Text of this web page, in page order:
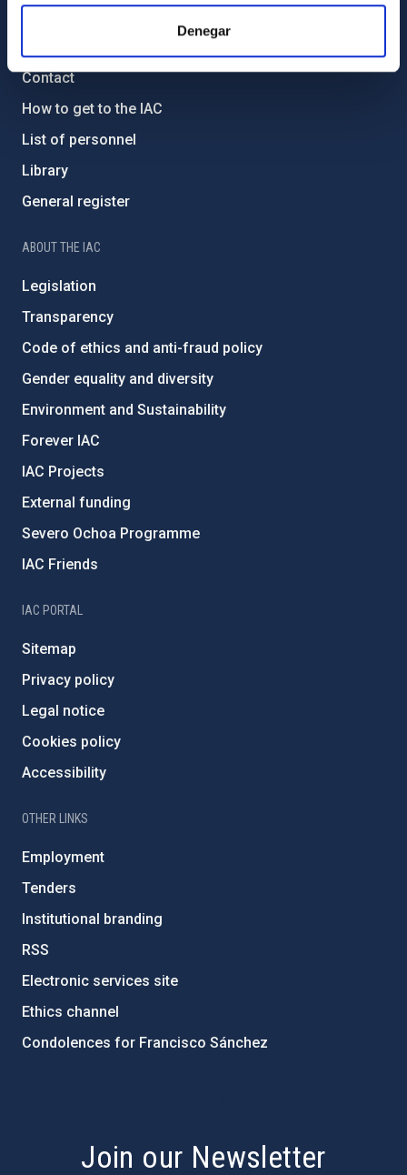
Denegar
Contact
How to get to the IAC
List of personnel
Library
General register
ABOUT THE IAC
Legislation
Transparency
Code of ethics and anti-fraud policy
Gender equality and diversity
Environment and Sustainability
Forever IAC
IAC Projects
External funding
Severo Ochoa Programme
IAC Friends
IAC PORTAL
Sitemap
Privacy policy
Legal notice
Cookies policy
Accessibility
OTHER LINKS
Employment
Tenders
Institutional branding
RSS
Electronic services site
Ethics channel
Condolences for Francisco Sánchez
Join our Newsletter